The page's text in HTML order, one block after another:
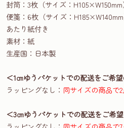
封筒：3枚（サイズ：H105×W150mm
便箋：6枚（サイズ：H185×W140mm
あたり紙付き
素材：紙
生産国：日本製
＜1㎝ゆうパケットでの配送をご希
ラッピングなし： 同サイズの商品で
＜3㎝ゆうパケットでの配送をご希